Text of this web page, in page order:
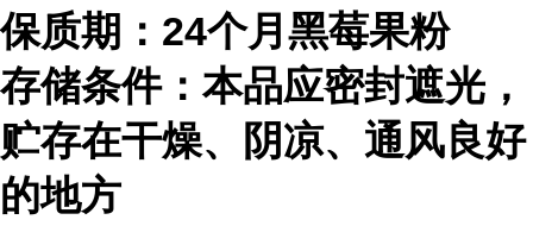
保质期：24个月 黑莓果粉
存储条件：本品应密封遮光，
贮存在干燥、阴凉、通风良好
的地方